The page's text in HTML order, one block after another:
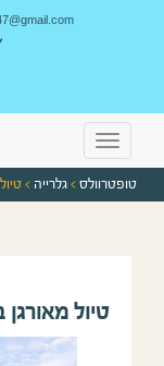
Toggle
navigation
טופטרוולס > גלרייה >
טיול מאורגן